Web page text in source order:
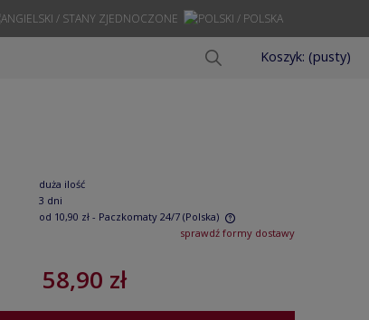
Koszyk: (pusty)
duża ilość
3 dni
od 10,90 zł - Paczkomaty 24/7 (Polska)
sprawdź formy dostawy
58,90 zł